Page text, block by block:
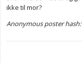
ikke til mor?
Anonymous poster hash: